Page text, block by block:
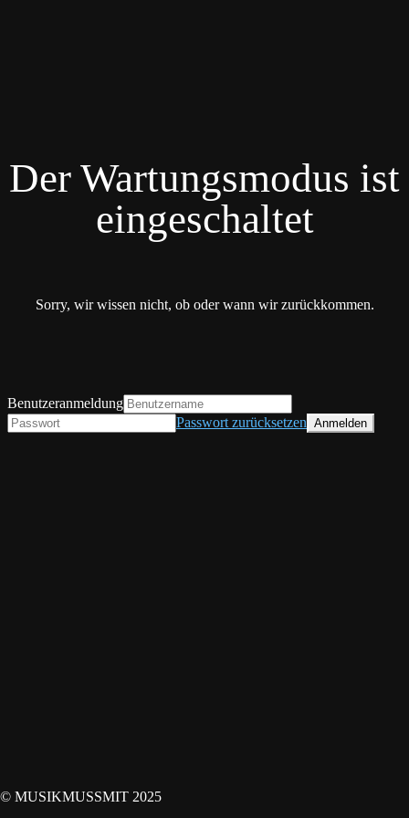
Der Wartungsmodus ist
eingeschaltet
Sorry, wir wissen nicht, ob oder wann wir zurückkommen.
© MUSIKMUSSMIT 2025
Benutzeranmeldung
Passwort zurücksetzen